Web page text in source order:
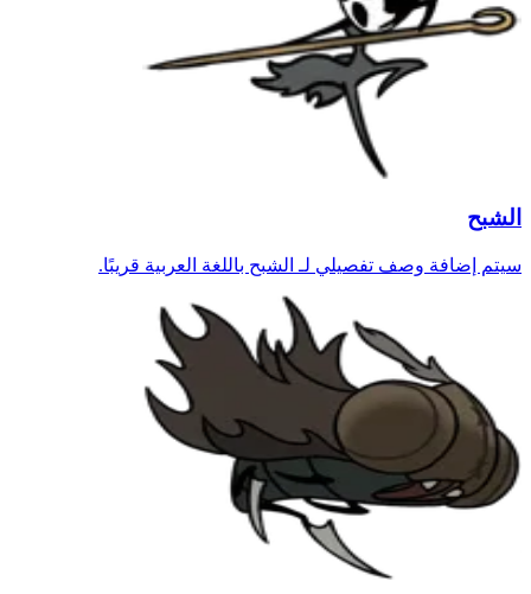
الشبح
سيتم إضافة وصف تفصيلي لـ الشبح باللغة العربية قريبًا.